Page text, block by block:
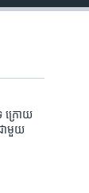
ក្រោយ
ាមួយ